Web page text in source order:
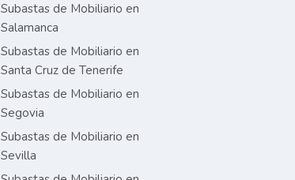
Subastas de Mobiliario en
Salamanca
Subastas de Mobiliario en
Santa Cruz de Tenerife
Subastas de Mobiliario en
Segovia
Subastas de Mobiliario en
Sevilla